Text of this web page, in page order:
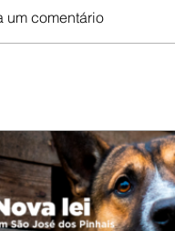
um comentário